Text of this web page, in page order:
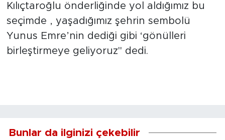
Kılıçtaroğlu önderliğinde yol aldığımız bu
seçimde , yaşadığımız şehrin sembolü
Yunus Emre’nin dediği gibi ‘gönülleri
birleştirmeye geliyoruz" dedi.
Bunlar da ilginizi çekebilir